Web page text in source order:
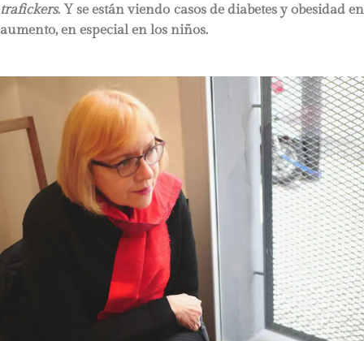
trafickers. Y se están viendo casos de diabetes y obesidad en
aumento, en especial en los niños.